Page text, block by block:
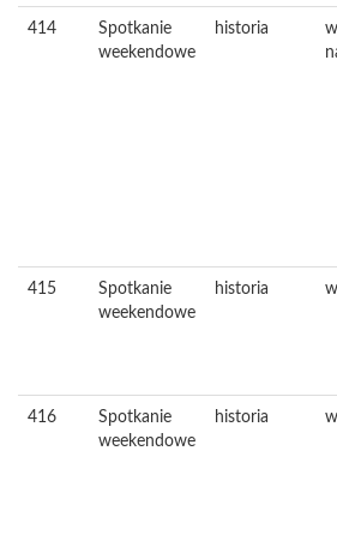
414
Spotkanie
weekendowe
historia
415
Spotkanie
weekendowe
historia
416
Spotkanie
weekendowe
historia